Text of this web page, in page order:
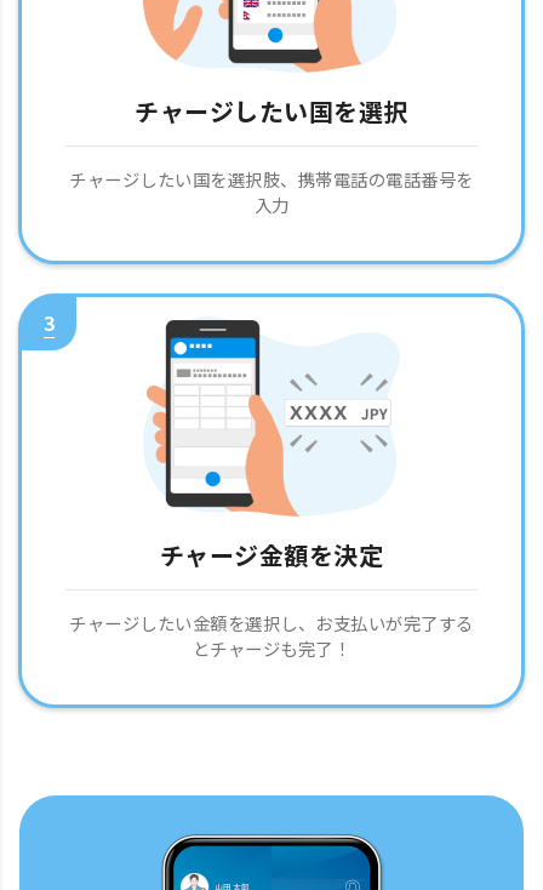
チャージしたい国を選択
チャージしたい国を選択肢、携帯電話の電話番号を
入力
3
チャージ金額を決定
チャージしたい金額を選択し、お支払いが完了する
とチャージも完了！